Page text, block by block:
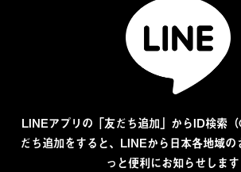
LINEアプリの「友だち追加」からID検索
だち追加をすると、LINEから日本各地域の
っと便利にお知らせします